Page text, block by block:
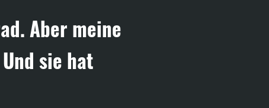
Aber meine
sie hat